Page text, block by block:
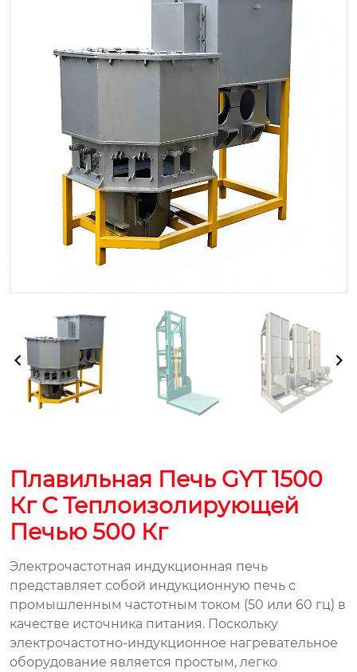
Плавильная Печь GYT 1500
Кг С Теплоизолирующей
Печью 500 Кг
Электрочастотная индукционная печь
представляет собой индукционную печь с
промышленным частотным током (50 или 60 гц) в
качестве источника питания. Поскольку
электрочастотно-индукционное нагревательное
оборудование является простым, легко